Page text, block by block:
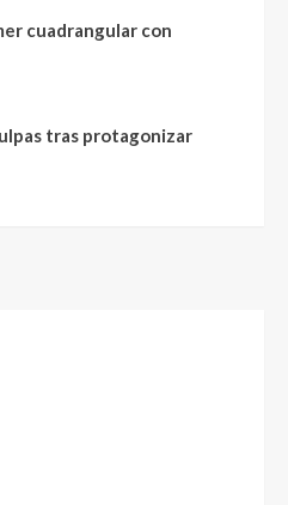
cuadrangular con
tras protagonizar